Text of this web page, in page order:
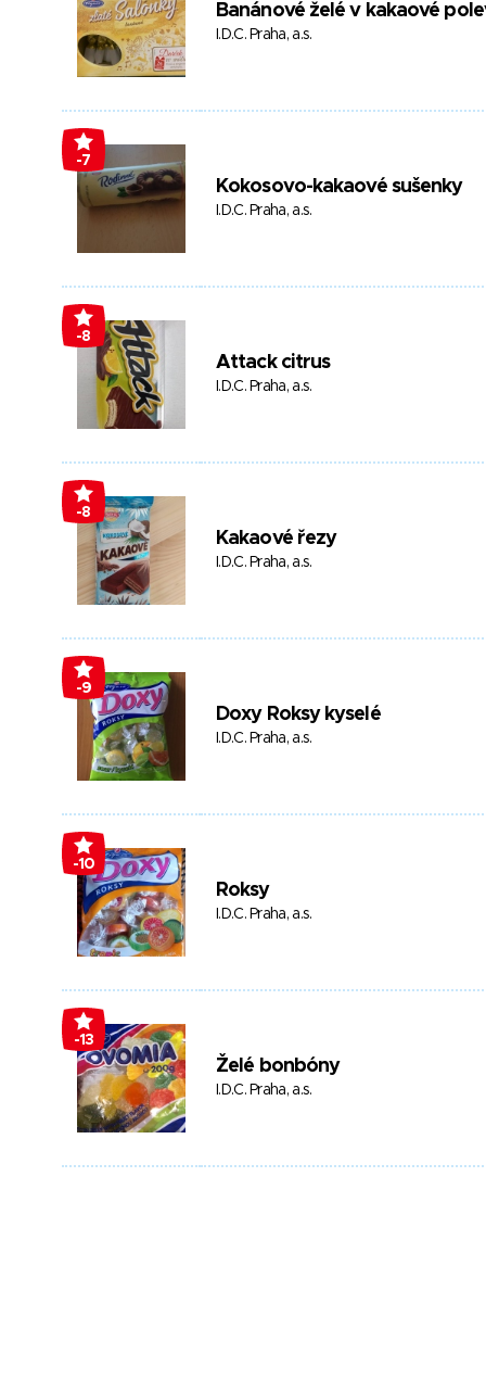
Banánové želé v kakaové
I.D.C. Praha, a.s.
-7
Kokosovo-kakaové sušenky
I.D.C. Praha, a.s.
-8
Attack citrus
I.D.C. Praha, a.s.
-8
Kakaové řezy
I.D.C. Praha, a.s.
-9
Doxy Roksy kyselé
I.D.C. Praha, a.s.
-10
Roksy
I.D.C. Praha, a.s.
-13
Želé bonbóny
I.D.C. Praha, a.s.